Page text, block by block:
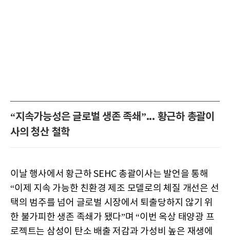
“지속가능성은 글로벌 생존 족쇄”... 황근하 총괄이
사의 청산 철학
이날 행사에서 황근하 SEHC 총괄이사는 발언을 통해
“이제 지속 가능한 친환경 제조 모델로의 체질 개선은 선
택의 범주를 넘어 글로벌 시장에서 퇴출당하지 않기 위
한 불가피한 생존 족쇄가 됐다”며 “이번 옥상 태양광 프
로젝트는 삼성이 탄소 배출 저감과 가성비 높은 재생에